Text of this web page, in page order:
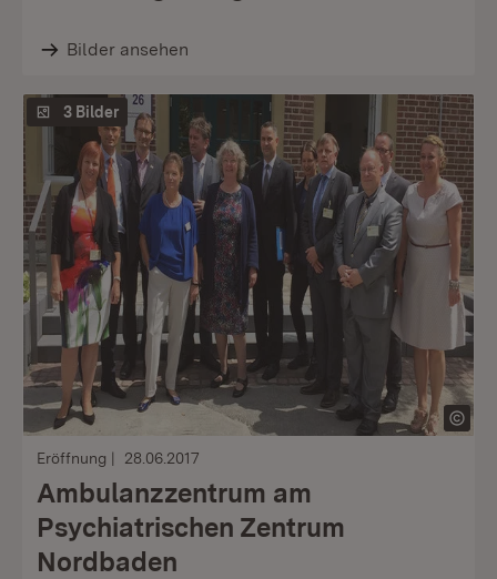
Bilder ansehen
3 Bilder
Eröffnung 28.06.2017
Ambulanzzentrum am
Psychiatrischen Zentrum
Nordbaden